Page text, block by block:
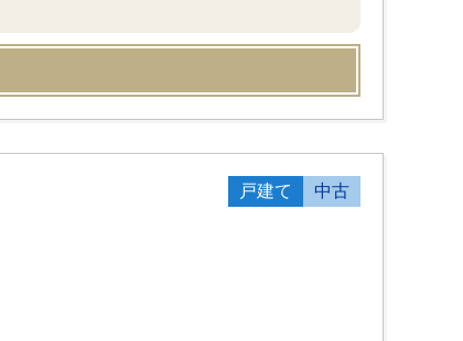
戸建て 中古